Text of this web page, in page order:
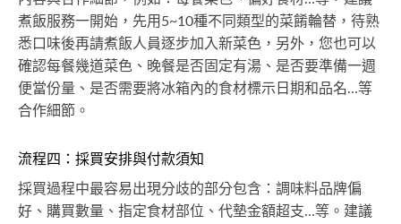
煮飯服務一開始，先用5~10種不同類型的菜餚輪替，待熟
悉口味後再請煮飯人員逐步加入新菜色，另外，您也可以
確認每餐幾道菜色、晚餐是否固定有湯、是否要準備一週
便當份量、是否需要將冰箱內的食材標示日期和品名...等
合作細節。
流程四：採買安排與付款須知
採買過程中最容易出現分歧的部分包含：調味料品牌偏
好、購買數量、指定食材部位、代墊金額超支...等。建議